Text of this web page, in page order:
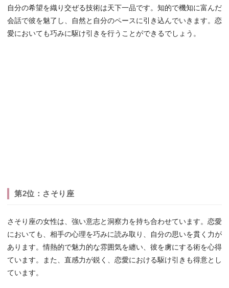
自分の希望を織り交ぜる技術は天下一品です。知的で機知に富んだ
会話で彼を魅了し、自然と自分のペースに引き込んでいきます。恋
愛においても巧みに駆け引きを行うことができるでしょう。
第2位：さそり座
さそり座の女性は、強い意志と洞察力を持ち合わせています。恋愛
においても、相手の心理を巧みに読み取り、自分の思いを貫く力が
あります。情熱的で魅力的な雰囲気を纏い、彼を虜にする術を心得
ています。また、直感力が鋭く、恋愛における駆け引きも得意とし
ています。